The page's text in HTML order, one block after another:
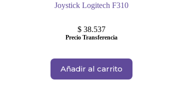
Joystick Logitech F310
$ 38.537
Precio Transferencia
Añadir al carrito